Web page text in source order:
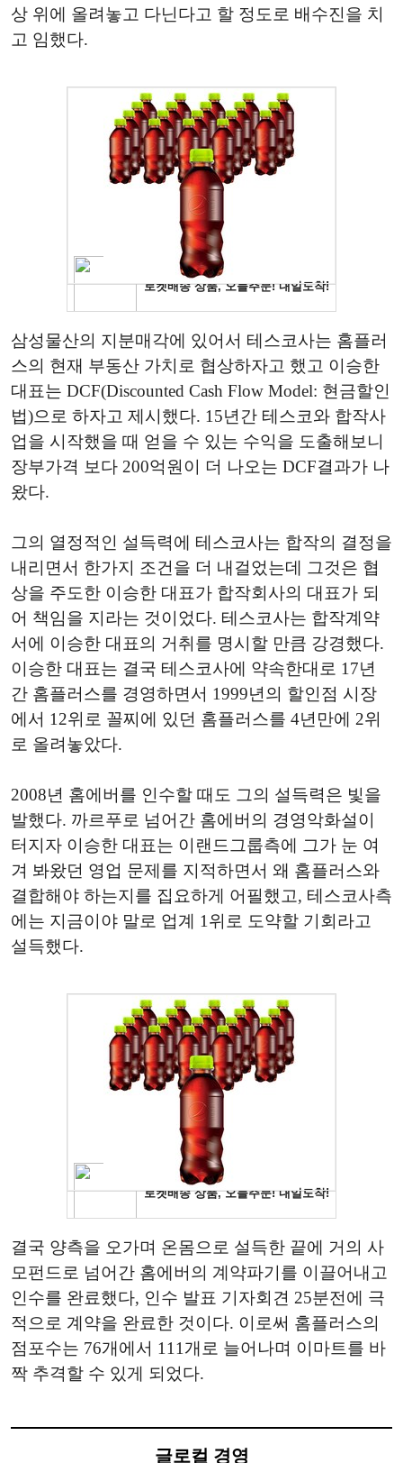
상 위에 올려놓고 다닌다고 할 정도로 배수진을 치
고 임했다.
삼성물산의 지분매각에 있어서 테스코사는 홈플러
스의 현재 부동산 가치로 협상하자고 했고 이승한
대표는 DCF(Discounted Cash Flow Model: 현금할인
법)으로 하자고 제시했다. 15년간 테스코와 합작사
업을 시작했을 때 얻을 수 있는 수익을 도출해보니
장부가격 보다 200억원이 더 나오는 DCF결과가 나
왔다.
그의 열정적인 설득력에 테스코사는 합작의 결정을
내리면서 한가지 조건을 더 내걸었는데 그것은 협
상을 주도한 이승한 대표가 합작회사의 대표가 되
어 책임을 지라는 것이었다. 테스코사는 합작계약
서에 이승한 대표의 거취를 명시할 만큼 강경했다.
이승한 대표는 결국 테스코사에 약속한대로 17년
간 홈플러스를 경영하면서 1999년의 할인점 시장
에서 12위로 꼴찌에 있던 홈플러스를 4년만에 2위
로 올려놓았다.
2008년 홈에버를 인수할 때도 그의 설득력은 빛을
발했다. 까르푸로 넘어간 홈에버의 경영악화설이
터지자 이승한 대표는 이랜드그룹측에 그가 눈 여
겨 봐왔던 영업 문제를 지적하면서 왜 홈플러스와
결합해야 하는지를 집요하게 어필했고, 테스코사측
에는 지금이야 말로 업계 1위로 도약할 기회라고
설득했다.
결국 양측을 오가며 온몸으로 설득한 끝에 거의 사
모펀드로 넘어간 홈에버의 계약파기를 이끌어내고
인수를 완료했다, 인수 발표 기자회견 25분전에 극
적으로 계약을 완료한 것이다. 이로써 홈플러스의
점포수는 76개에서 111개로 늘어나며 이마트를 바
짝 추격할 수 있게 되었다.
글로컬 경영